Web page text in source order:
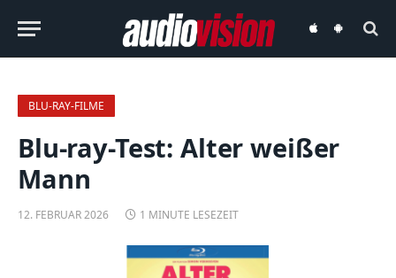
audiovisionaudiovision
BLU-RAY-FILME
Blu-ray-Test: Alter weißer
Mann
12. FEBRUAR 2026 1 MINUTE LESEZEIT